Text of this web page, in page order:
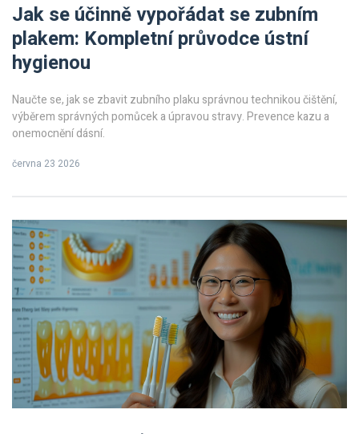
Jak se účinně vypořádat se zubním
plakem: Kompletní průvodce ústní
hygienou
Naučte se, jak se zbavit zubního plaku správnou technikou čištění,
výběrem správných pomůcek a úpravou stravy. Prevence kazu a
onemocnění dásní.
června 23 2026